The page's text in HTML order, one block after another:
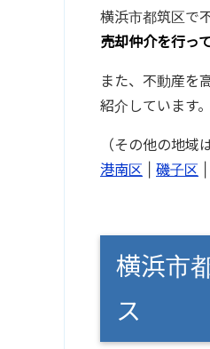
横浜市都筑区で
売却仲介を行っ
また、不動産を
紹介しています。
（その他の地域
港南区
磯子区
横浜市
ス